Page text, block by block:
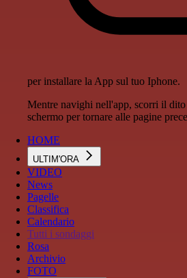
per installare la App sul tuo Iphone.
Mentre navighi nell'app, scorri il dito
schermo per tornare alle pagine
HOME
ULTIM'ORA
VIDEO
News
Pagelle
Classifica
Calendario
Tutti i sondaggi
Rosa
Archivio
FOTO